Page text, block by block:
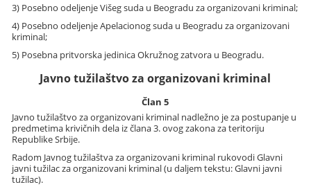
3) Posebno odeljenje Višeg suda u Beogradu za organizovani kriminal;
4) Posebno odeljenje Apelacionog suda u Beogradu za organizovani
kriminal;
5) Posebna pritvorska jedinica Okružnog zatvora u Beogradu.
Javno tužilaštvo za organizovani kriminal
Član 5
Javno tužilaštvo za organizovani kriminal nadležno je za postupanje u
predmetima krivičnih dela iz člana 3. ovog zakona za teritoriju
Republike Srbije.
Radom Javnog tužilaštva za organizovani kriminal rukovodi Glavni
javni tužilac za organizovani kriminal (u daljem tekstu: Glavni javni
tužilac).